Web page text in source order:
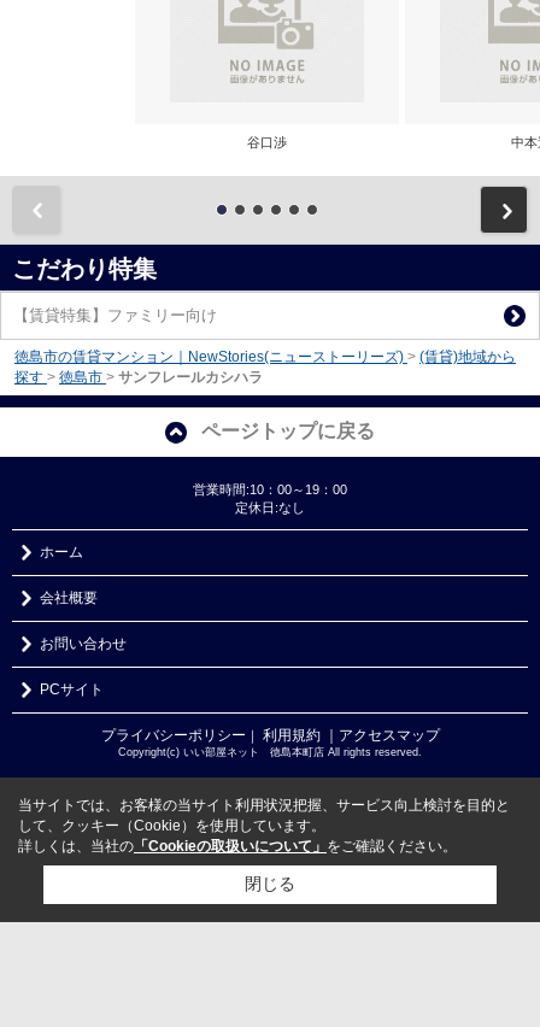
谷口渉 中本
こだわり特集
【賃貸特集】ファミリー向け
徳島市の賃貸マンション｜NewStories(ニューストーリーズ) > (賃貸)地域から
探す > 徳島市 > サンフレールカシハラ
ページトップに戻る
営業時間:10：00～19：00
定休日:なし
ホーム
会社概要
お問い合わせ
PCサイト
プライバシーポリシー 利用規約 ｜アクセスマップ
Copyright(c) いい部屋ネット 徳島本町店 All rights reserved.
当サイトでは、お客様の当サイト利用状況把握、サービス向上検討を目的と
して、クッキー（Cookie）を使用しています。
詳しくは、当社の 「Cookieの取扱いについて」 をご確認ください。
閉じる